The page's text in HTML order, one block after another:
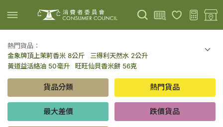
上載圖片 掃描條碼
熱門貨品：
金象牌頂上茉莉香米 8公斤
三得利天然水 2公升
黃道益活絡油 50毫升
旺旺仙貝香米餅 56克
百勝廚新加坡叻沙拉麵 144克
倍樂醇乳酪飲品 - 藍莓 65毫升 x 6
金象牌頂上茉莉香米 5公斤
低鹽/無鹽/低糖/無糖食品
貨品分類 熱門貨品
最大差價 跌價貨品